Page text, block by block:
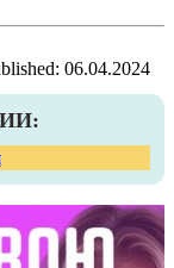
06.04.2024